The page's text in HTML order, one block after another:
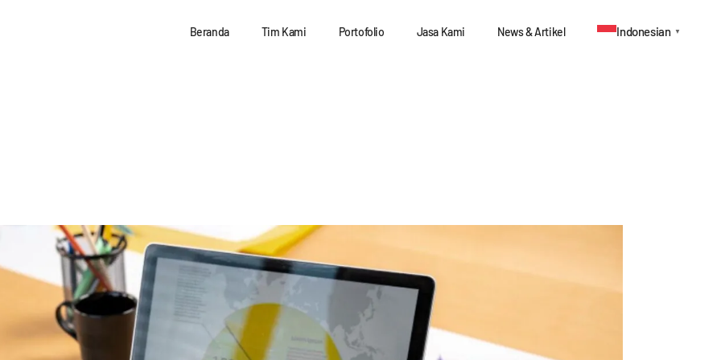
Beranda Tim Kami Portofolio Jasa Kami News & Artikel Indonesian ▼